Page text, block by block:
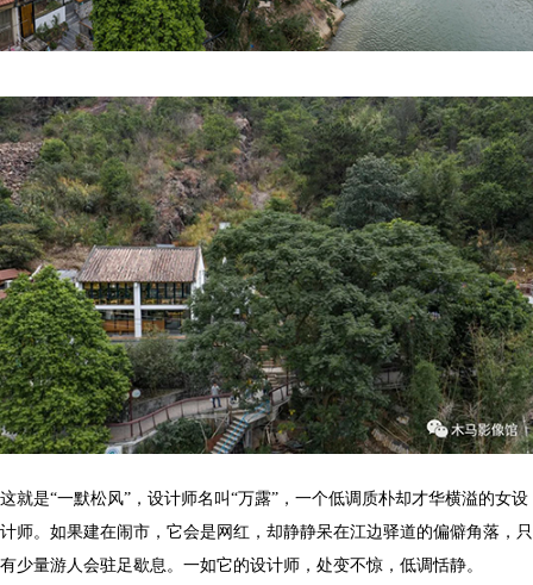
这就是“一默松风”，设计师名叫“万露”，一个低调质朴却才华横溢的女设
计师。如果建在闹市，它会是网红，却静静呆在江边驿道的偏僻角落，只
有少量游人会驻足歇息。一如它的设计师，处变不惊，低调恬静。